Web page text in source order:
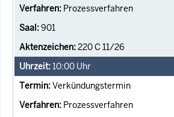
Prozessverfahren
901
220 C 11/26
10:00 Uhr
Verkündungstermin
Prozessverfahren